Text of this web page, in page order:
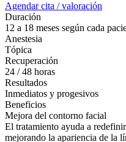
Agendar cita / valoración
Duración
12 a 18 meses según cada
Anestesia
Tópica
Recuperación
24 / 48 horas
Resultados
Inmediatos y progesivos
Beneficios
Mejora del contorno facial
El tratamiento ayuda a
mejorando la apariencia de la